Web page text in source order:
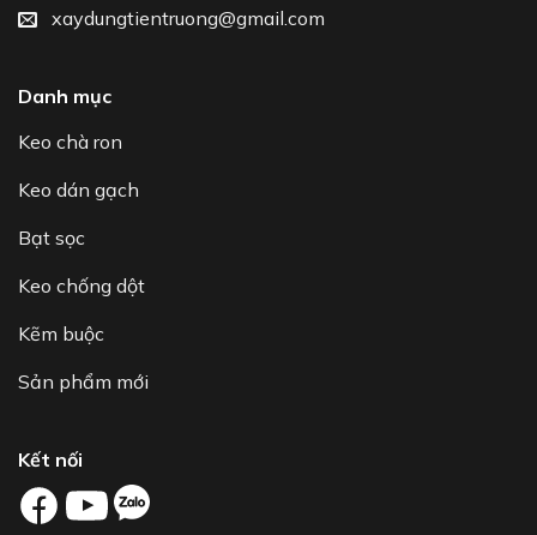
xaydungtientruong@gmail.com
Danh mục
Keo chà ron
Keo dán gạch
Bạt sọc
Keo chống dột
Kẽm buộc
Sản phẩm mới
Kết nối